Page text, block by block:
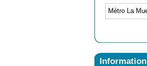
Métro La